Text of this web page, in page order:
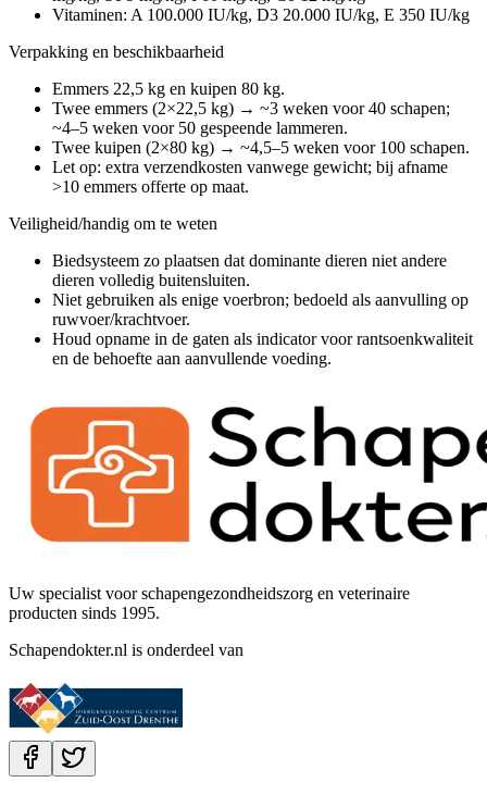
Vitaminen: A 100.000 IU/kg, D3 20.000 IU/kg, E 350 IU/kg
Verpakking en beschikbaarheid
Emmers 22,5 kg en kuipen 80 kg.
Twee emmers (2×22,5 kg) → ~3 weken voor 40 schapen;
~4–5 weken voor 50 gespeende lammeren.
Twee kuipen (2×80 kg) → ~4,5–5 weken voor 100 schapen.
Let op: extra verzendkosten vanwege gewicht; bij afname
>10 emmers offerte op maat.
Veiligheid/handig om te weten
Biedsysteem zo plaatsen dat dominante dieren niet andere
dieren volledig buitensluiten.
Niet gebruiken als enige voerbron; bedoeld als aanvulling op
ruwvoer/krachtvoer.
Houd opname in de gaten als indicator voor rantsoenkwaliteit
en de behoefte aan aanvullende voeding.
Uw specialist voor schapengezondheidszorg en veterinaire
producten sinds 1995.
Schapendokter.nl is onderdeel van